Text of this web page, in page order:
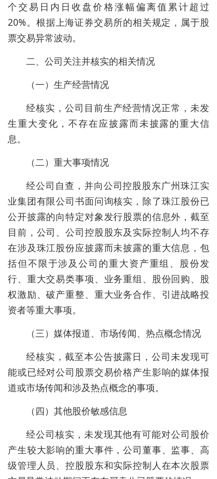
个交易日内日收盘价格涨幅偏离值累计超过
20%。根据上海证券交易所的相关规定，属于股
票交易异常波动。
二、公司关注并核实的相关情况
（一）生产经营情况
经核实，公司目前生产经营情况正常，未发
生重大变化，不存在应披露而未披露的重大信
息。
（二）重大事项情况
经公司自查，并向公司控股股东广州珠江实
业集团有限公司书面问询核实，除了珠江股份已
公开披露的向特定对象发行股票的信息外，截至
目前，公司、公司控股股东及实际控制人均不存
在涉及珠江股份应披露而未披露的重大信息，包
括但不限于涉及公司的重大资产重组、股份发
行、重大交易类事项、业务重组、股份回购、股
权激励、破产重整、重大业务合作、引进战略投
资者等重大事项。
（三）媒体报道、市场传闻、热点概念情况
经核实，截至本公告披露日，公司未发现可
能或已经对公司股票交易价格产生影响的媒体报
道或市场传闻和涉及热点概念的事项。
（四）其他股价敏感信息
经公司核实，未发现其他有可能对公司股价
产生较大影响的重大事件，公司董事、监事、高
级管理人员、控股股东和实际控制人在本次股票